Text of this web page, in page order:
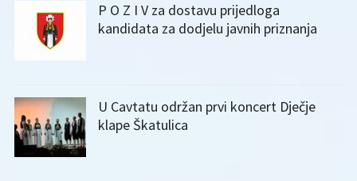
P O Z I V za dostavu prijedloga
kandidata za dodjelu javnih priznanja
U Cavtatu održan prvi koncert Dječje
klape Škatulica